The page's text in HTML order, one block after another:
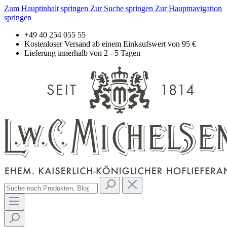
Zum Hauptinhalt springen Zur Suche springen Zur Hauptnavigation
springen
+49 40 254 055 55
Kostenloser Versand ab einem Einkaufswert von 95 €
Lieferung innerhalb von 2 - 5 Tagen